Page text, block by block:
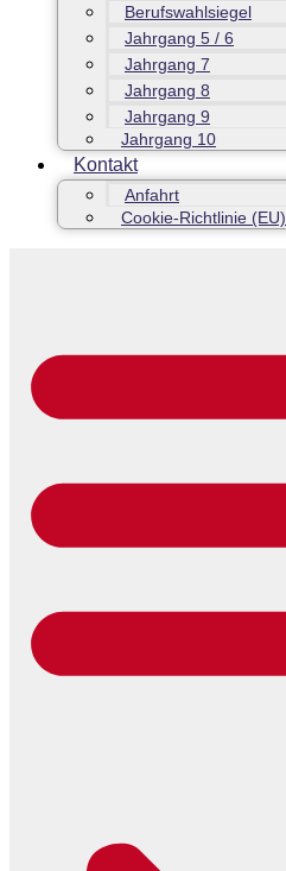
Berufswahlsiegel
Jahrgang 5 / 6
Jahrgang 7
Jahrgang 8
Jahrgang 9
Jahrgang 10
Kontakt
Anfahrt
Cookie-Richtlinie (EU)